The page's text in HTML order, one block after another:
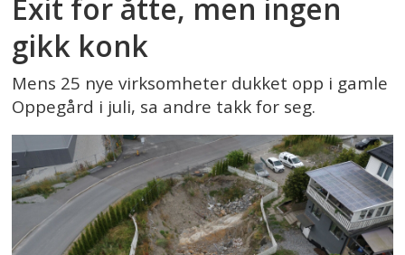
Exit for åtte, men ingen
gikk konk
Mens 25 nye virksomheter dukket opp i gamle
Oppegård i juli, sa andre takk for seg.